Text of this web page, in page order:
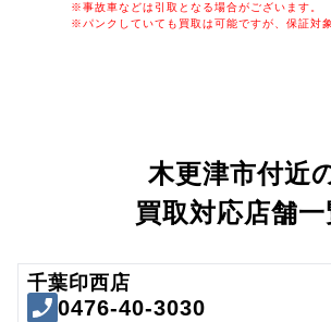
※事故車などは引取となる場合がございます。
※パンクしていても買取は可能ですが、保証対
木更津市付近
買取対応店舗一
千葉印西店
0476-40-3030